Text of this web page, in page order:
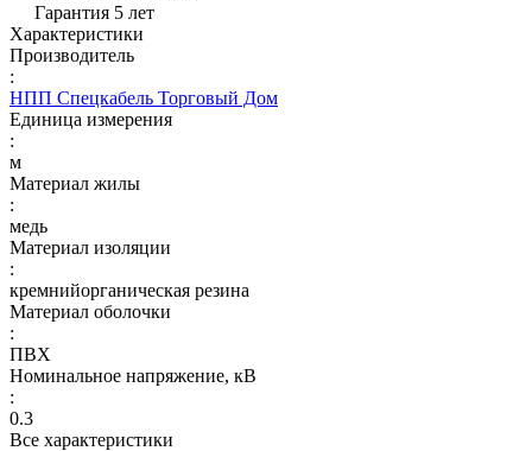
Гарантия 5 лет
Характеристики
Производитель
:
НПП Спецкабель Торговый Дом
Единица измерения
:
м
Материал жилы
:
медь
Материал изоляции
:
кремнийорганическая резина
Материал оболочки
:
ПВХ
Номинальное напряжение, кВ
:
0.3
Все характеристики